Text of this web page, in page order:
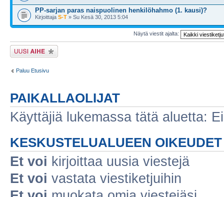
PP-sarjan paras naispuolinen henkilöhahmo (1. kausi)?
Kirjoittaja S-T » Su Kesä 30, 2013 5:04
Näytä viestit ajalta:
Lähetä uusi viesti
Paluu Etusivu
PAIKALLAOLIJAT
Käyttäjiä lukemassa tätä aluetta:
KESKUSTELUALUEEN OIKEUDET
Et voi kirjoittaa uusia viestejä
Et voi vastata viestiketjuihin